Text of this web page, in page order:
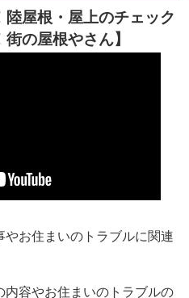
陸屋根・屋上のチェック
の屋根やさん】
お住まいのトラブルに関連
容やお住まいのトラブルの